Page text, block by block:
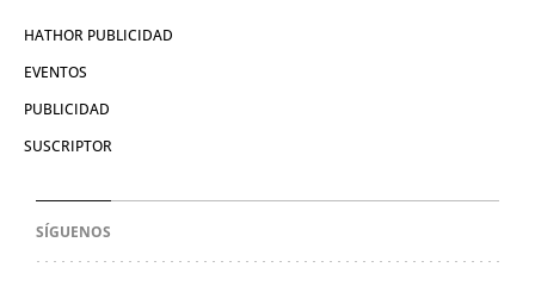
HATHOR PUBLICIDAD
EVENTOS
PUBLICIDAD
SUSCRIPTOR
SÍGUENOS